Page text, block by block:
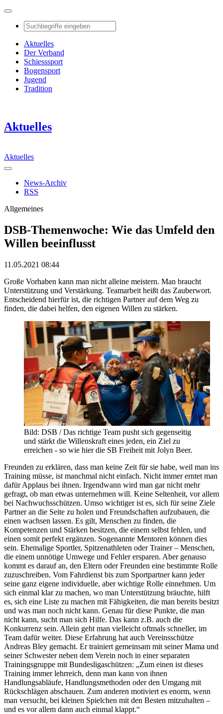
Aktuelles
Der Verband
Schiesssport
Bogensport
Jugend
Tradition
Aktuelles
Aktuelles
News-Archiv
RSS
Allgemeines
DSB-Themenwoche: Wie das Umfeld den
Willen beeinflusst
11.05.2021 08:44
Große Vorhaben kann man nicht alleine meistern. Man braucht
Unterstützung und Verstärkung. Teamarbeit heißt das Zauberwort.
Entscheidend hierfür ist, die richtigen Partner auf dem Weg zu
finden, die dabei helfen, den eigenen Willen zu stärken.
Bild: DSB / Das richtige Team pusht sich gegenseitig
und stärkt die Willenskraft eines jeden, ein Ziel zu
erreichen - so wie hier die SB Freiheit mit Jolyn Beer.
Freunden zu erklären, dass man keine Zeit für sie habe, weil man ins
Training müsse, ist manchmal nicht einfach. Nicht immer erntet man
dafür Applaus bei ihnen. Irgendwann wird man gar nicht mehr
gefragt, ob man etwas unternehmen will. Keine Seltenheit, vor allem
bei Nachwuchsschützen. Umso wichtiger ist es, sich für seine Ziele
Partner an die Seite zu holen und Freundschaften aufzubauen, die
einen wachsen lassen. Es gilt, Menschen zu finden, die
Kompetenzen und Stärken besitzen, die einem selbst fehlen, und
einen somit perfekt ergänzen. Sogenannte Mentoren können dies
sein. Ehemalige Sportler, Spitzenathleten oder Trainer – Menschen,
die einem unnötige Umwege und Fehler ersparen. Aber genauso
kommt es darauf an, den Eltern oder Freunden eine bestimmte Rolle
zuzuschreiben. Vom Fahrdienst bis zum Sportpartner kann jeder
seine ganz eigene individuelle, aber wichtige Rolle einnehmen. Um
sich einmal klar zu machen, wo man Unterstützung bräuchte, hilft
es, sich eine Liste zu machen mit Fähigkeiten, die man bereits besitzt
und was man noch nicht kann. Genau für diese Punkte, die man
nicht kann, sucht man sich Hilfe. Das kann z.B. auch die
Konkurrenz sein. Allein geht man vielleicht oftmals schneller, im
Team dafür weiter. Diese Erfahrung hat auch Vereinsschütze
Andreas Bley gemacht. Er trainiert gemeinsam mit seiner Mama und
seiner Schwester neben dem Verein noch in einer separaten
Trainingsgruppe mit Bundesligaschützen: „Zum einen ist dieses
Training immer lehrreich, denn man kann von ihnen
Handlungsabläufe, Handlungsmethoden oder den Umgang mit
Rückschlägen abschauen. Zum anderen motiviert es enorm, wenn
man versucht, bei kleinen Spielchen mit den Besten mitzuhalten –
und es vor allem dann auch einmal klappt.“